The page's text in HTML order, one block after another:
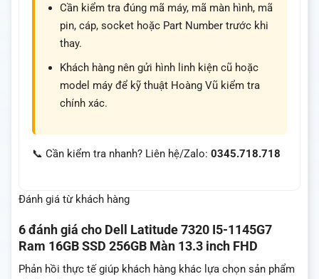
Cần kiểm tra đúng mã máy, mã màn hình, mã
pin, cáp, socket hoặc Part Number trước khi
thay.
Khách hàng nên gửi hình linh kiện cũ hoặc
model máy để kỹ thuật Hoàng Vũ kiểm tra
chính xác.
📞 Cần kiểm tra nhanh? Liên hệ/Zalo: 0345.718.718
Đánh giá từ khách hàng
6 đánh giá cho Dell Latitude 7320 I5-1145G7
Ram 16GB SSD 256GB Màn 13.3 inch FHD
Phản hồi thực tế giúp khách hàng khác lựa chọn sản phẩm